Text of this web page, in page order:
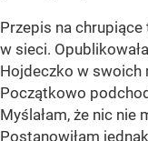
Przepis na
w sieci.
Hojdeczko w swoich
Początkowo
Myślałam, że nic nie
Postanowiłam